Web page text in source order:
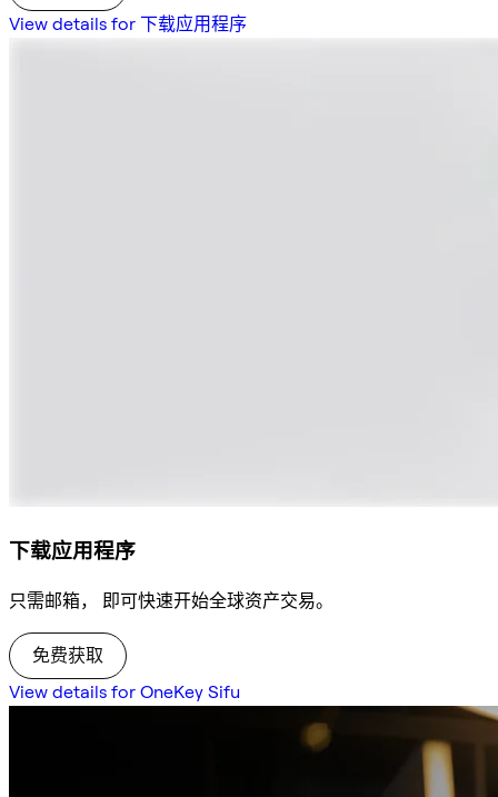
View details for 下载应用程序
下载应用程序
只需邮箱， 即可快速开始全球资产交易。
免费获取
View details for OneKey Sifu